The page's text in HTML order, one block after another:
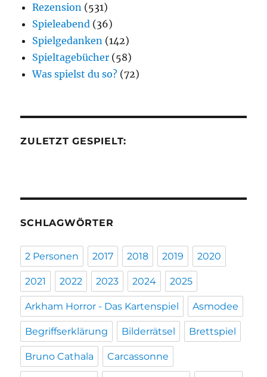
Rezension (531)
Spieleabend (36)
Spielgedanken (142)
Spieltagebücher (58)
Was spielst du so? (72)
ZULETZT GESPIELT:
SCHLAGWÖRTER
2 Personen 2017 2018 2019 2020
2021 2022 2023 2024 2025
Arkham Horror - Das Kartenspiel Asmodee
Begriffserklärung Bilderrätsel Brettspiel
Bruno Cathala Carcassonne